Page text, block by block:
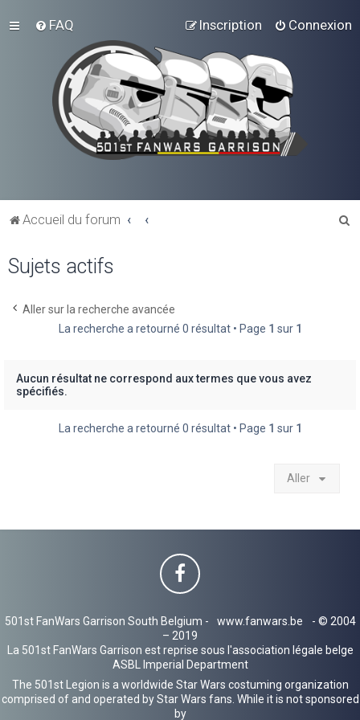
FAQ Connexion
Inscription
Accueil du forum
Sujets actifs
Aller sur la recherche avancée
La recherche a retourné 0 résultat • Page 1 sur 1
Aucun résultat ne correspond aux termes que vous avez
spécifiés.
La recherche a retourné 0 résultat • Page 1 sur 1
Aller
501st FanWars Garrison South Belgium - www.fanwars.be
- © 2004
– 2019
La 501st FanWars Garrison est reprise sous l'association légale belge
ASBL Imperial Department
The 501st Legion is a worldwide Star Wars costuming organization
comprised of and operated by Star Wars fans. While it is not sponsored
by